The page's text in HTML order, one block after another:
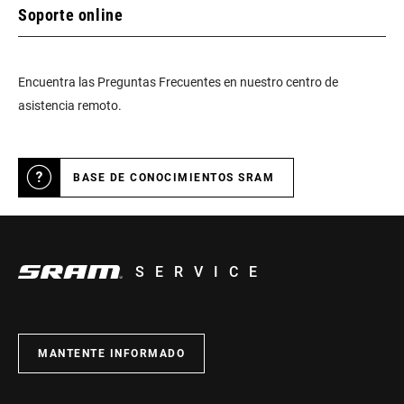
Soporte online
Encuentra las Preguntas Frecuentes en nuestro centro de
asistencia remoto.
BASE DE CONOCIMIENTOS SRAM
SERVICE
MANTENTE INFORMADO